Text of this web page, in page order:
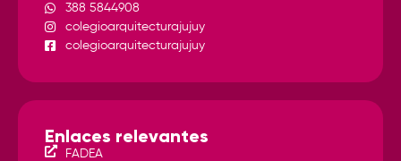
388 5844908
colegioarquitecturajujuy
colegioarquitecturajujuy
Enlaces relevantes
FADEA